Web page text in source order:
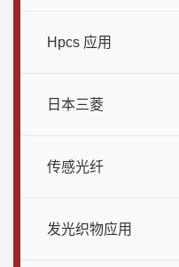
Hpcs 应用
日本三菱
传感光纤
发光织物应用